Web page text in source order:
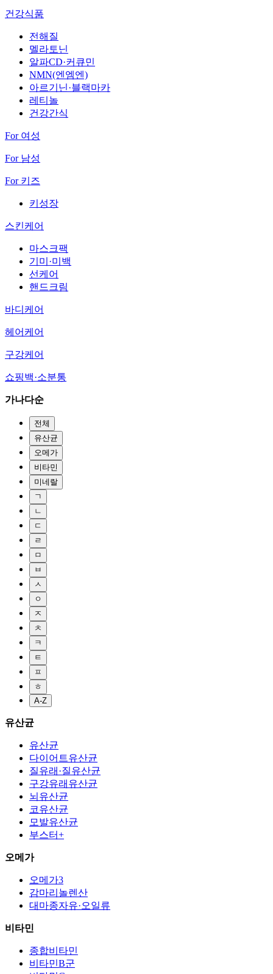
건강식품
전해질
멜라토닌
알파CD·커큐민
NMN(엔엠엔)
아르기닌·블랙마카
레티놀
건강간식
For 여성
For 남성
For 키즈
키성장
스킨케어
마스크팩
기미·미백
선케어
핸드크림
바디케어
헤어케어
구강케어
쇼핑백·소분통
가나다순
전체
유산균
오메가
비타민
미네랄
ㄱ
ㄴ
ㄷ
ㄹ
ㅁ
ㅂ
ㅅ
ㅇ
ㅈ
ㅊ
ㅋ
ㅌ
ㅍ
ㅎ
A-Z
유산균
유산균
다이어트유산균
질유래·질유산균
구강유래유산균
뇌유산균
코유산균
모발유산균
부스터+
오메가
오메가3
감마리놀렌산
대마종자유·오일류
비타민
종합비타민
비타민B군